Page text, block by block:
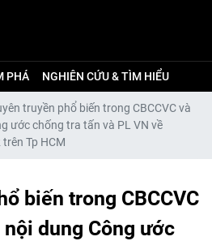
PHÁ NGHIÊN CỨU & TÌM HIỂU
truyền phổ biến trong CBCCVC và
ước chống tra tấn và PL VN về
Tp HCM
biến trong CBCCVC
dung Công ước